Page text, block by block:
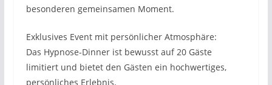
besonderen gemeinsamen Moment.
Exklusives Event mit persönlicher Atmosphäre:
Das Hypnose-Dinner ist bewusst auf 20 Gäste
limitiert und bietet den Gästen ein hochwertiges,
persönliches Erlebnis.